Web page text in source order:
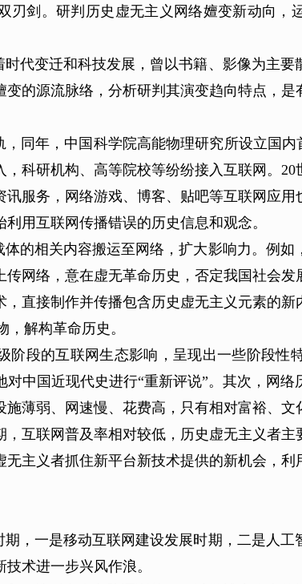
剑。研判历史虚无主义网络嬗变新动向，
代变迁和科技发展，曾以书籍、影像为主
的源流脉络，分析研判其演变趋向特点，是
同年，中国科学院高能物理研究所设立国
科研机构、高等院校等纷纷接入互联网。
服务，网络游戏、博客、贴吧等互联网应
用互联网传播错误的历史信息和观念。
的相关内容搬运至网络，扩大影响力。例
网络，意在虚无革命历史，否定我国社会
直接制作并传播包含历史虚无主义元素的
解构革命历史。
段的互联网生态影响，呈现出一些阶段性
中国近现代史进行“重新评说”。其次，网
薄弱、网速慢、花费高，只有相对富裕、
互联网普及率相对较低，历史虚无主义者
主义者抓住新平台新技术提供的新机会，
，一是移动互联网建设发展时期，二是人
术进一步兴风作浪。